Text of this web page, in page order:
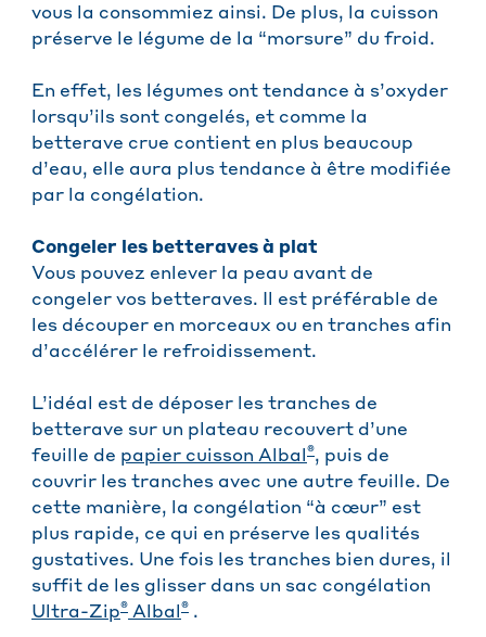
vous la consommiez ainsi. De plus, la cuisson
préserve le légume de la “morsure” du froid.
En effet, les légumes ont tendance à s’oxyder
lorsqu’ils sont congelés, et comme la
betterave crue contient en plus beaucoup
d’eau, elle aura plus tendance à être modifiée
par la congélation.
Congeler les betteraves à plat
Vous pouvez enlever la peau avant de
congeler vos betteraves. Il est préférable de
les découper en morceaux ou en tranches afin
d’accélérer le refroidissement.
L’idéal est de déposer les tranches de
betterave sur un plateau recouvert d’une
feuille de papier cuisson Albal®, puis de
couvrir les tranches avec une autre feuille. De
cette manière, la congélation “à cœur” est
plus rapide, ce qui en préserve les qualités
gustatives. Une fois les tranches bien dures, il
suffit de les glisser dans un sac congélation
Ultra-Zip® Albal® .